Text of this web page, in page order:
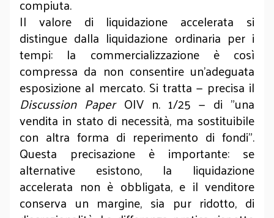
compiuta.
Il valore di liquidazione accelerata si
distingue dalla liquidazione ordinaria per i
tempi: la commercializzazione è così
compressa da non consentire un’adeguata
esposizione al mercato. Si tratta — precisa il
Discussion PaperOIV n. 1/25 — di "una
vendita in stato di necessità, ma sostituibile
con altra forma di reperimento di fondi".
Questa precisazione è importante: se
alternative esistono, la liquidazione
accelerata non è obbligata, e il venditore
conserva un margine, sia pur ridotto, di